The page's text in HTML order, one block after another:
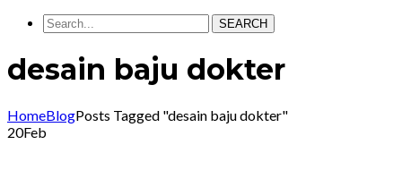
SEARCH
desain baju dokter
HomeBlogPosts Tagged "desain baju dokter"
20Feb